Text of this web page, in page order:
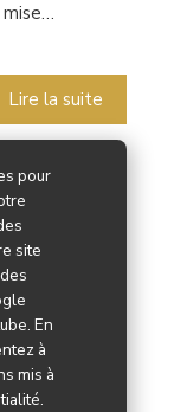
pour
site
En
à
mis à
mise…
Lire la suite